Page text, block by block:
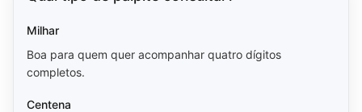
Milhar
Boa para quem quer acompanhar quatro dígitos
completos.
Centena